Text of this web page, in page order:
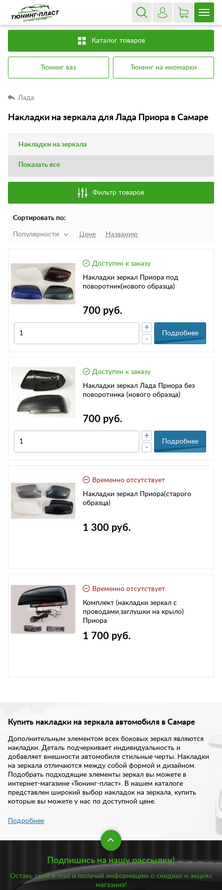
Каталог товаров
Тюнинг ваз Тюнинг на иномарки
Лада
Накладки на зеркала для Лада Приора в Самаре
Накладки на зеркала
Показать все
Фильтр товаров
Сортировать по:
Популярности Цене Названию
Доступен к заказу
Накладки зеркал Приора под
поворотник(нового образца)
700 руб.
-
+
Подробнее
Доступен к заказу
Накладки зеркал Лада Приора без
поворотника (нового образца)
700 руб.
-
+
Подробнее
Временно отсутствует
Накладки зеркал Приора(старого
образца)
1 300 руб.
Временно отсутствует
Комплект (накладки зеркал с
проводами,заглушки на крыло)
Приора
1 700 руб.
Купить накладки на зеркала автомобиля в Самаре
Дополнительным элементом всех боковых зеркал являются
накладки. Деталь подчеркивает индивидуальность и
добавляет внешности автомобиля стильные черты. Накладки
на зеркала отличаются между собой формой и дизайном.
Подобрать подходящие элементы зеркал вы можете в
интернет-магазине «Тюнинг-пласт». В нашем каталоге
представлен широкий выбор накладок на зеркала, купить
которые вы можете у нас по доступной цене.
Накладки на зеркала вносят во внешний вид авто
завершенность. Простая установка позволит добавить в образ
стильные черты. Также накладки улучшают аэродинамические
характеристики автомобиля. Некоторые элементы обладают
специальными наплывами, которые особенно актуальны в
дождливую погоду. Такая форма защищает кузов от падания
грязи. Установка накладок на зеркала особенно актуальна,
если вы хотите освежить привычный образ автомобиля. В
Подробнее
Подпишись на нашу рассылку!
Оставь свой e-mail и получай информацию о скидках и акциях
магазина!